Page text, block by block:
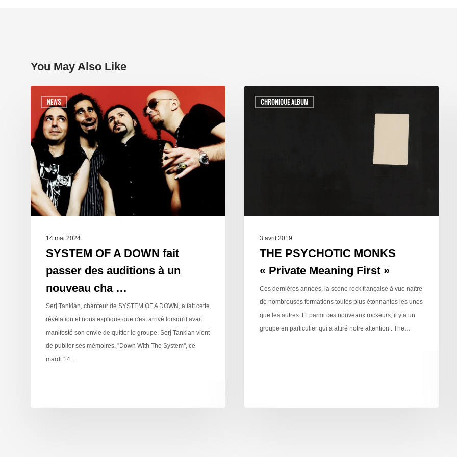
You May Also Like
NEWS
14 mai 2024
SYSTEM OF A DOWN fait
passer des auditions à un
nouveau cha …
Serj Tankian, chanteur de SYSTEM OF A DOWN, a fait cette
révélation et nous explique que c'est arrivé lorsqu'il avait
manifesté son envie de quitter le groupe. Serj Tankian vient
de publier ses mémoires, "Down With The System", ce
mardi 14…
CHRONIQUE ALBUM
3 avril 2019
THE PSYCHOTIC MONKS
« Private Meaning First »
Ces dernières années, la scène rock française à vue naître
de nombreuses formations toutes plus étonnantes les unes
que les autres. Et parmi ces nouveaux rockeurs, il y a un
groupe en particulier qui a attiré notre attention : The…